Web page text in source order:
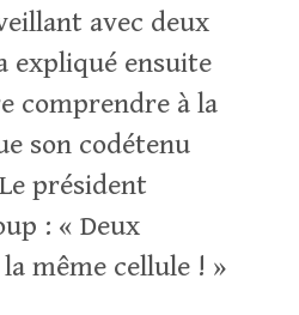
avec deux
expliqué ensuite
comprendre à la
son codétenu
président
: « Deux
même cellule ! »